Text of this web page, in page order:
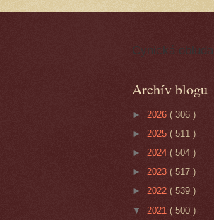
Cynická obluda
Archív blogu
► 2026 ( 306 )
► 2025 ( 511 )
► 2024 ( 504 )
► 2023 ( 517 )
► 2022 ( 539 )
▼ 2021 ( 500 )